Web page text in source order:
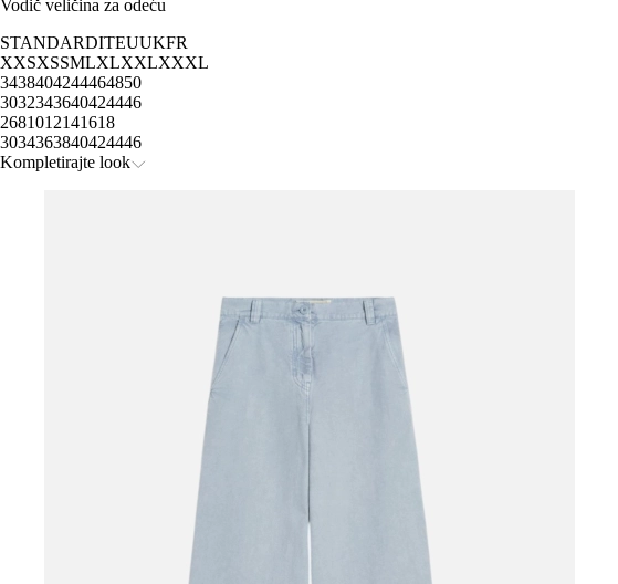
Vodič veličina za odeću
STANDARDITEUUKFR
XXSXSSMLXLXXLXXXL
3438404244464850
3032343640424446
2681012141618
3034363840424446
Kompletirajte look